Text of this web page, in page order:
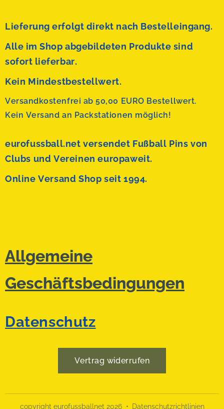
Lieferung erfolgt direkt nach Bestelleingang.
Alle im Shop abgebildeten Produkte sind
sofort lieferbar.
Kein Mindestbestellwert.
Versandkostenfrei ab 50,00 EURO Bestellwert.
Kein Versand an Packstationen möglich!
eurofussball.net versendet Fußball Pins von
Clubs und Vereinen europaweit.
Online Versand Shop seit 1994.
Allgemeine
Geschäftsbedingungen
Datenschutz
Vertrag widerrufen
copyright eurofussballnet 2026 Datenschutzrichtlinien